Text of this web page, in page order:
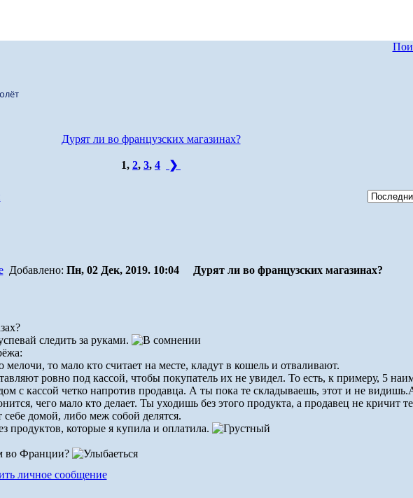
Дурят ли во французских магазинах?
1, 2, 3, 4 ❯
Добавлено: Пн, 02 Дек, 2019. 10:04 Дурят ли во французских магазинах?
следить за руками.
то мало кто считает на месте, кладут в кошель и отваливают.
ровно под кассой, чтобы покупатель их не увидел. То есть, к примеру, 5
с кассой четко напротив продавца. А ты пока те складываешь, этот и не
чего мало кто делает. Ты уходишь без этого продукта, а продавец не кричит
домой, либо меж собой делятся.
продуктов, которые я купила и оплатила.
во Франции?